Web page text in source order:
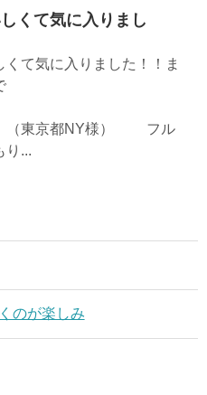
くて気に入りまし
くて気に入りました！！ま
。
都NY様） フル
り...
のが楽しみ